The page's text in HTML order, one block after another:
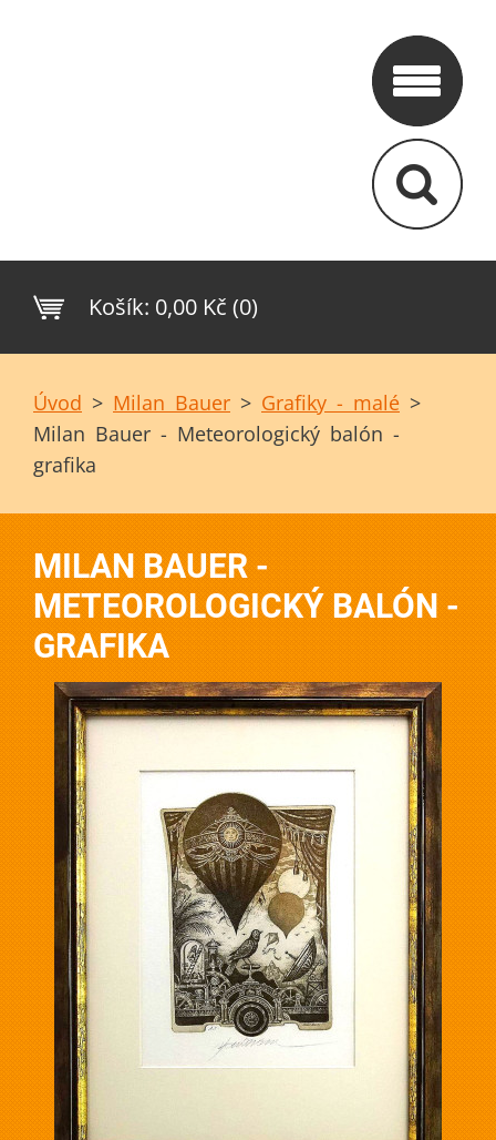
Košík: 0,00 Kč (0)
Úvod > Milan Bauer > Grafiky - malé >
Milan Bauer - Meteorologický balón -
grafika
MILAN BAUER -
METEOROLOGICKÝ BALÓN -
GRAFIKA